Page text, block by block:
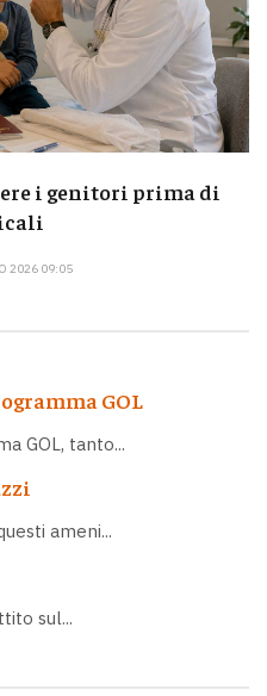
i genitori prima di
2026 09:05
GOL
GOL, tanto...
ameni...
sul...